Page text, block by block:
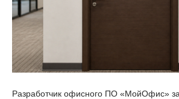
Разработчик офисного ПО «МойОфис»